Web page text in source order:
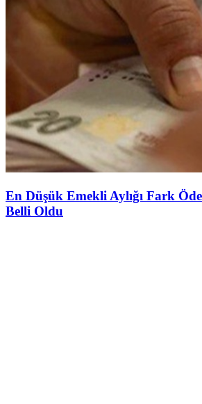
En Düşük Emekli Aylığı Fark
Belli Oldu